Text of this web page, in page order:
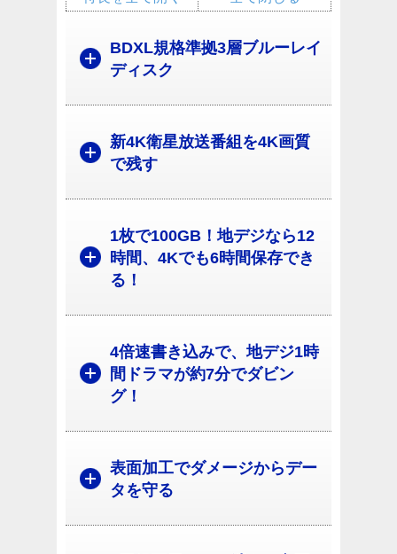
BDXL規格準拠3層ブルーレイ
ディスク
新4K衛星放送番組を4K画質
で残す
1枚で100GB！地デジなら12
時間、4Kでも6時間保存でき
る！
4倍速書き込みで、地デジ1時
間ドラマが約7分でダビン
グ！
表面加工でダメージからデー
タを守る